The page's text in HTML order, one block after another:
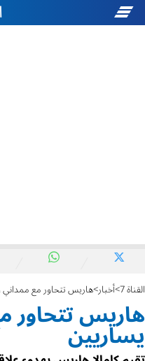
القناة 7 أخبار هاريس تتحاور مع
هاريس تتحاور
يساريين